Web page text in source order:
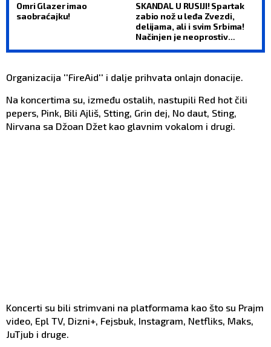
Omri Glazer imao
saobraćajku!
SKANDAL U RUSIJI! Spartak
zabio nož u leđa Zvezdi,
delijama, ali i svim Srbima!
Načinjen je neoprostiv
Organizacija ''FireAid'' i dalje prihvata onlajn donacije.
Na koncertima su, između ostalih, nastupili Red hot čili
pepers, Pink, Bili Ajliš, Stting, Grin dej, No daut, Sting,
Nirvana sa Džoan Džet kao glavnim vokalom i drugi.
Koncerti su bili strimvani na platformama kao što su Prajm
video, Epl TV, Dizni+, Fejsbuk, Instagram, Netfliks, Maks,
JuTjub i druge.